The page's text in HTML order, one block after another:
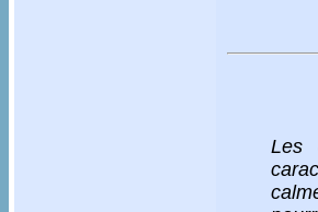
Les